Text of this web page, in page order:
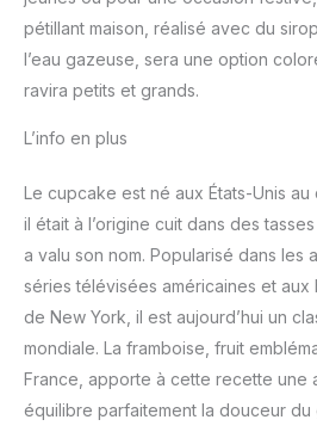
pétillant maison, réalisé avec du
l’eau gazeuse, sera une option
ravira petits et grands.
L’info en plus
Le cupcake est né aux États-Unis
il était à l’origine cuit dans des
a valu son nom. Popularisé dans les
séries télévisées américaines et
de New York, il est aujourd’hui un
mondiale. La framboise, fruit
France, apporte à cette recette une
équilibre parfaitement la douceur du